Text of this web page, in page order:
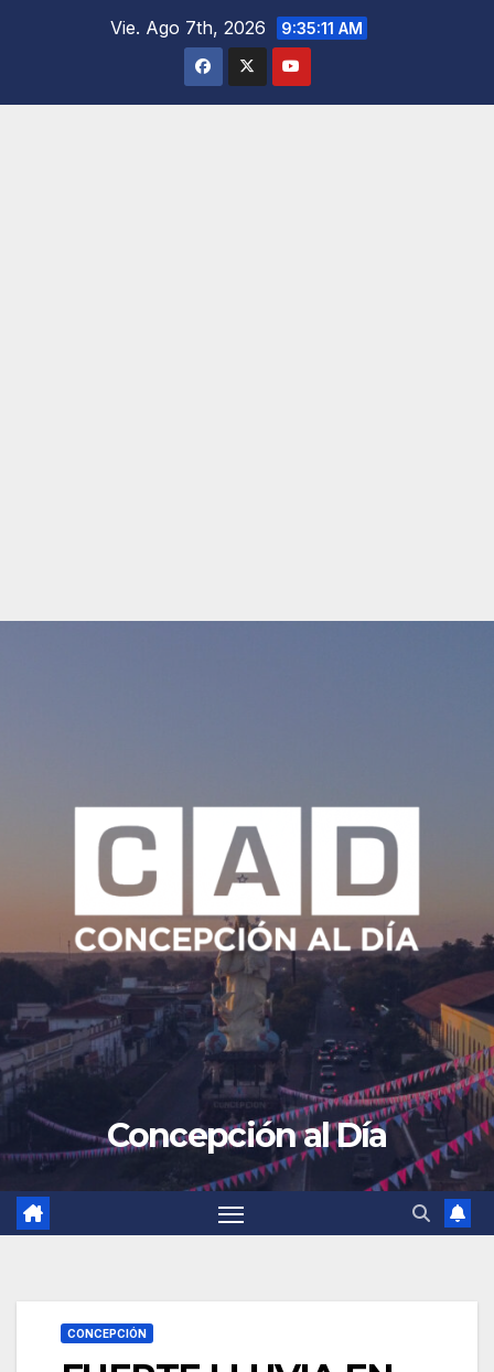
Vie. Ago 7th, 2026 9:35:12 AM
Concepción al Día
CONCEPCIÓN